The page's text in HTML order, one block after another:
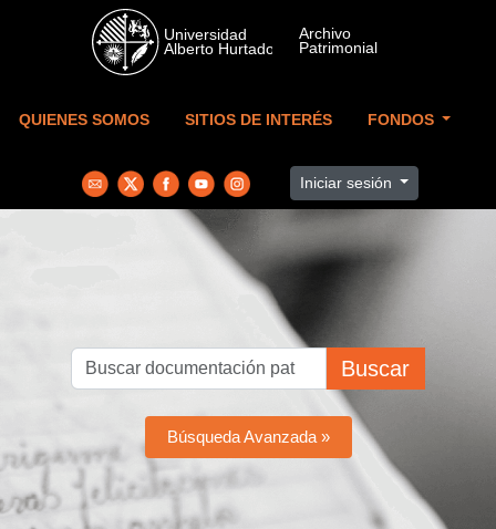
Skip to main content
QUIENES SOMOS SITIOS DE INTERÉS FONDOS
Iniciar sesión
Buscar
Búsqueda Avanzada »